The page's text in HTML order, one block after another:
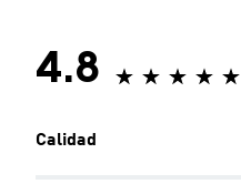
4.8
Calidad